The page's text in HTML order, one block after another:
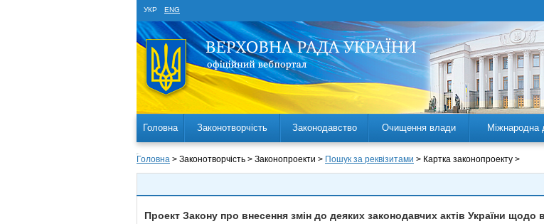
УКР ENG
Головна Законотворчість Законодавство Очищення влади Міжнародна
Головна > Законотворчість > Законопроекти > Пошук за реквізитами > Картка законопроекту >
Проект Закону про внесення змін до деяких законодавчих актів України